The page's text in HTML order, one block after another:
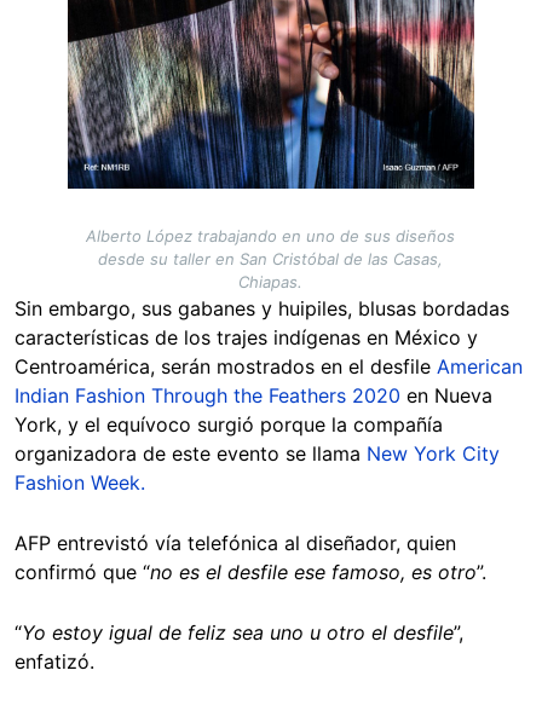
Alberto López trabajando en uno de sus diseños
desde su taller en San Cristóbal de las Casas,
Chiapas.
Sin embargo, sus gabanes y huipiles, blusas bordadas
características de los trajes indígenas en México y
Centroamérica, serán mostrados en el desfile American
Indian Fashion Through the Feathers 2020 en Nueva
York, y el equívoco surgió porque la compañía
organizadora de este evento se llama New York City
Fashion Week.
AFP entrevistó vía telefónica al diseñador, quien
confirmó que “no es el desfile ese famoso, es otro”.
“Yo estoy igual de feliz sea uno u otro el desfile”,
enfatizó.